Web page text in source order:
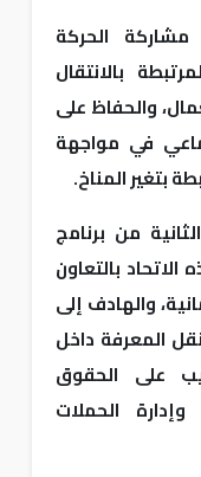
الحركة
بالانتقال
والحفاظ على
في مواجهة
بتغير المناخ.
من برنامج
الاتحاد بالتعاون
والهادف إلى
المعرفة داخل
على الحقوق
وإدارة الحملات